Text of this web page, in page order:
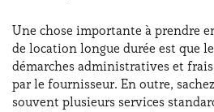
Besoin d'aide ?
Une chose importante à prendre
de location longue durée est que
démarches administratives et
par le fournisseur. En outre,
souvent plusieurs services